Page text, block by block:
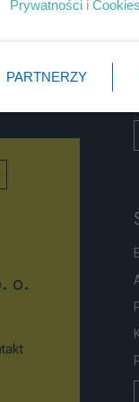
o.
Prywatności i Cookies
PARTNERZY